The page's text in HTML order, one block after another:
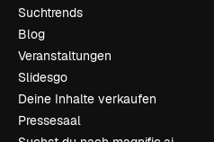
Suchtrends
Blog
Veranstaltungen
Slidesgo
Deine Inhalte verkaufen
Pressesaal